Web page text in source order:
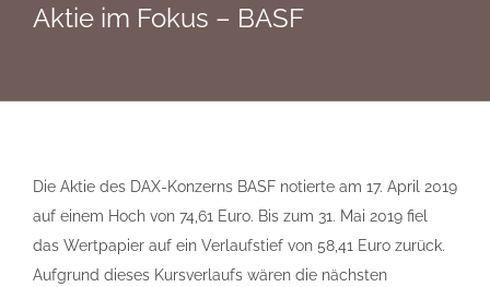
Aktie im Fokus – BASF
Die Aktie des DAX-Konzerns BASF notierte am 17. April 2019
auf einem Hoch von 74,61 Euro. Bis zum 31. Mai 2019 fiel
das Wertpapier auf ein Verlaufstief von 58,41 Euro zurück.
Aufgrund dieses Kursverlaufs wären die nächsten